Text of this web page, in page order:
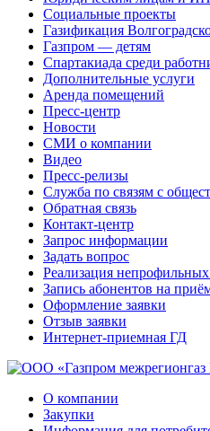
Социальные проекты
Газификация
Газпром — детям
Спартакиада среди
Дополнительные услуги
Аренда помещений
Пресс-центр
Новости
СМИ о компании
Видео
Пресс-релизы
Служба по связям с
Обратная связь
Контакт-центр
Запрос информации
Задать вопрос
Реализация
Запись абонентов на
Оформление заявки
Отзыв заявки
Интернет-приемная ГД
О компании
Закупки